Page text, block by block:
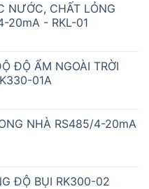
NƯỚC, CHẤT LỎNG
20mA - RKL-01
ĐỘ ẨM NGOÀI TRỜI
01A
NHÀ RS485/4-20mA
ĐỘ BỤI RK300-02